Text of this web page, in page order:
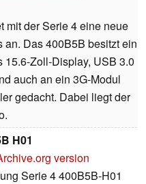
mit der Serie 4 eine neue
Das 400B5B besitzt ein
Zoll-Display, USB 3.0
auch an ein 3G-Modul
gedacht. Dabei liegt der
H01
version
Serie 4 400B5B-H01